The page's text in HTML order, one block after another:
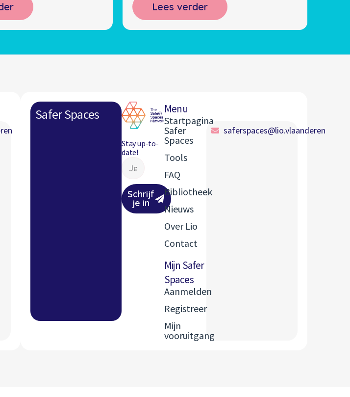
Lees verder
Safer Spaces
Stay up-to-
date!
Schrijf
je in
Menu
Startpagina
Safer
Spaces
Tools
FAQ
Bibliotheek
Nieuws
Over Lio
Contact
Mijn Safer
Spaces
Aanmelden
Registreer
Mijn
vooruitgang
saferspaces@lio.vlaanderen